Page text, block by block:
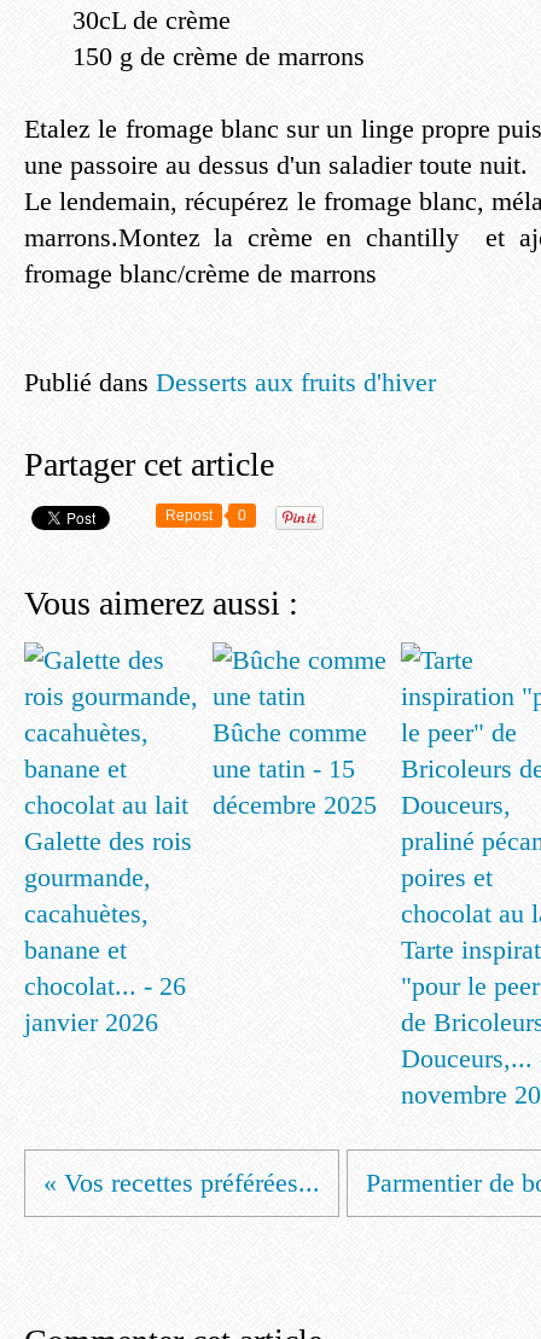
30cL de crème
150 g de crème de marrons
Etalez le fromage blanc sur un linge propre
une passoire au dessus d'un saladier toute nuit.
Le lendemain, récupérez le fromage blanc,
marrons.Montez la crème en chantilly et
fromage blanc/crème de marrons
Publié dans Desserts aux fruits d'hiver
Partager cet article
Repost 0
Vous aimerez aussi :
Galette des rois
gourmande,
cacahuètes,
banane et
chocolat... - 26
janvier 2026
Bûche comme
une tatin - 15
décembre 2025
Tarte
"pour le
de
Douceurs,...
novembre
« Vos recettes préférées... Parmentier de